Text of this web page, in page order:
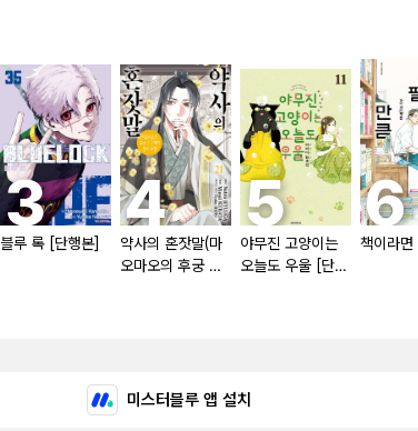
블루 록 [단행본]
약사의 혼잣말(마
오마오의 후궁 수
야무진 고양이는
오늘도 우울 [단행
책이라면
미스터블루 앱 설치